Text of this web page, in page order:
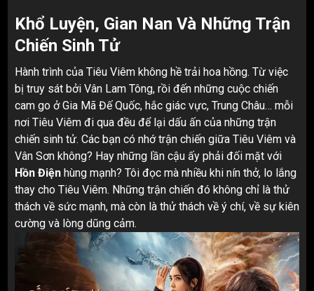
Khổ Luyện, Gian Nan Và Những Trận
Chiến Sinh Tử
Hành trình của Tiêu Viêm không hề trải hoa hồng. Từ việc
bị truy sát bởi Vân Lam Tông, rồi đến những cuộc chiến
cam go ở Gia Mã Đế Quốc, hắc giác vực, Trung Châu… mỗi
nơi Tiêu Viêm đi qua đều để lại dấu ấn của những trận
chiến sinh tử. Các bạn có nhớ trận chiến giữa Tiêu Viêm và
Vân Sơn không? Hay những lần cậu ấy phải đối mặt với
Hồn Điện hùng mạnh? Tôi đọc mà nhiều khi nín thở, lo lắng
thay cho Tiêu Viêm. Những trận chiến đó không chỉ là thử
thách về sức mạnh, mà còn là thử thách về ý chí, về sự kiên
cường và lòng dũng cảm.